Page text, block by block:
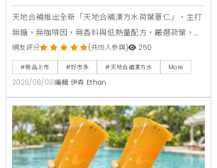
天地合補推出全新「天地合補漢方水荷葉薏仁」，主打
無糖，無咖啡因，無香料與低熱量配方，嚴選荷葉，薏
仁，山楂等草本素材，口感甘潤清爽。產品於2026年8
月上旬全台好市多Costco獨家上市，每箱24入售價
729元，提供日常輕鬆補水新選擇。
網友評分 (共15人參與) 250
#新品上市 #好市多 #天地合補漢方水 More
2026/08/03 編輯 伊森 Ethan